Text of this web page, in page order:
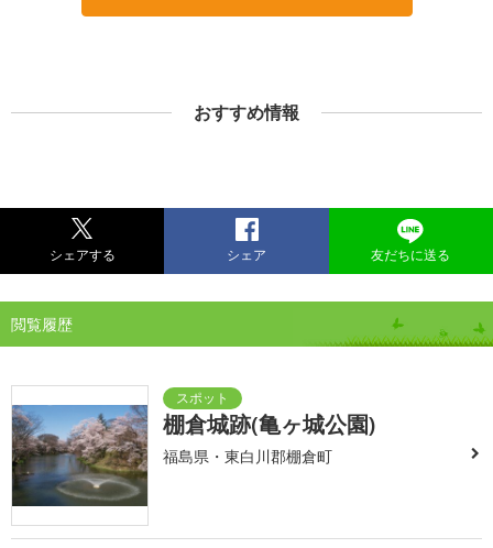
おすすめ情報
シェアする シェア 友だちに送る
閲覧履歴
棚倉城跡(亀ヶ城公園)
福島県・東白川郡棚倉町